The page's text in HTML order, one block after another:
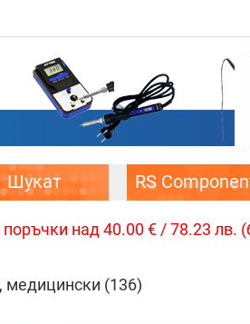
Шукат RS
поръчки над 40.00 € / 78.23 лв.
медицински (136)